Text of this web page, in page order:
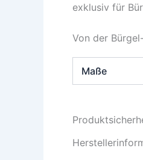
exklusiv für
Von der
Maße